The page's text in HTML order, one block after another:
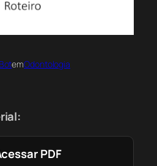
emOdontologia
PDF